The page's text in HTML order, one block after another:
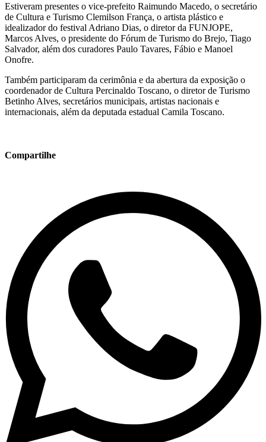
Estiveram presentes o vice-prefeito Raimundo Macedo, o secretário
de Cultura e Turismo Clemilson França, o artista plástico e
idealizador do festival Adriano Dias, o diretor da FUNJOPE,
Marcos Alves, o presidente do Fórum de Turismo do Brejo, Tiago
Salvador, além dos curadores Paulo Tavares, Fábio e Manoel
Onofre.
Também participaram da cerimônia e da abertura da exposição o
coordenador de Cultura Percinaldo Toscano, o diretor de Turismo
Betinho Alves, secretários municipais, artistas nacionais e
internacionais, além da deputada estadual Camila Toscano.
Compartilhe